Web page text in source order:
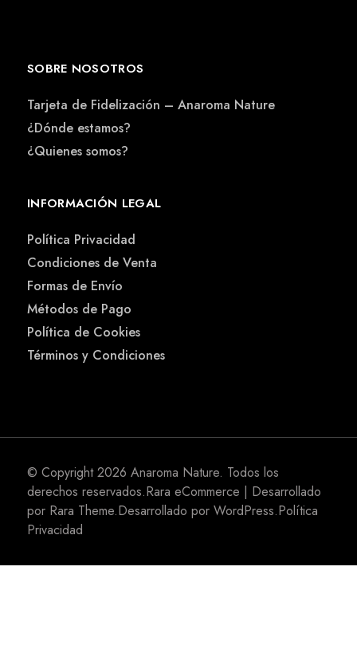
SOBRE NOSOTROS
Tarjeta de Fidelización – Anaroma Nature
¿Dónde estamos?
¿Quienes somos?
INFORMACIÓN LEGAL
Política Privacidad
Condiciones de Venta
Formas de Envío
Métodos de Pago
Política de Cookies
Términos y Condiciones
© Copyright 2026 Anaroma Nature. Todos los
derechos reservados.Rara eCommerce | Desarrollado
por Rara Theme.Desarrollado por WordPress.Política
Privacidad